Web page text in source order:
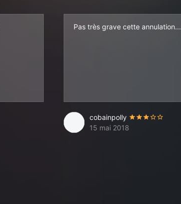
Pas très grave cette annulation...
cobainpolly
15 mai 2018